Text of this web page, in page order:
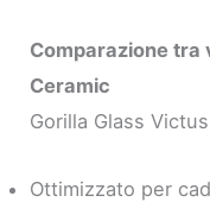
Comparazione tra
Ceramic
Gorilla Glass
Ottimizzato per